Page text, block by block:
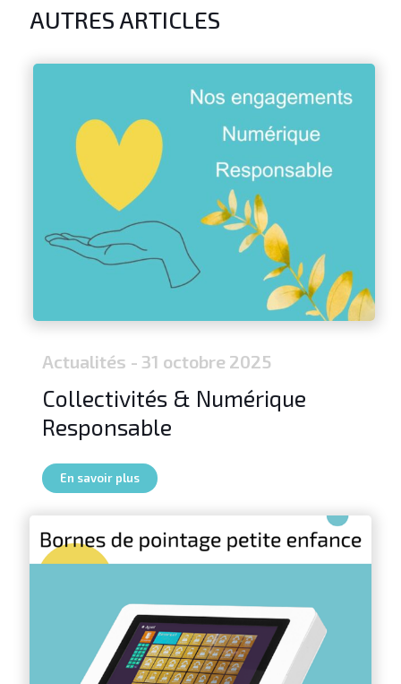
AUTRES ARTICLES
Actualités - 31 octobre 2025
Collectivités & Numérique
Responsable
En savoir plus